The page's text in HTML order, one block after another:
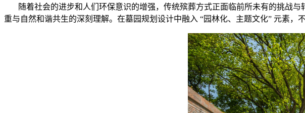
随着社会的进步和人们环保意识的增强，传统殡葬方式正面临前所未有的挑战
重与自然和谐共生的深刻理解。在墓园规划设计中融入 “园林化、主题文化” 元素